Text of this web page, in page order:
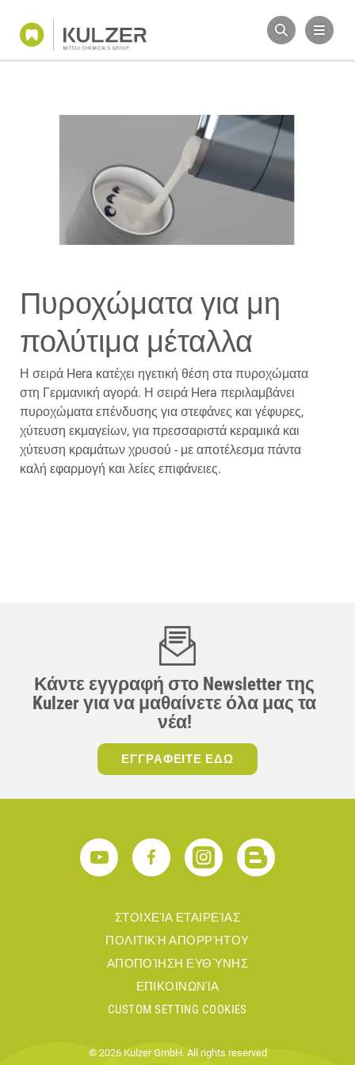
Πυροχώματα για μη
πολύτιμα μέταλλα
Η σειρά Hera κατέχει ηγετική θέση στα πυροχώματα
στη Γερμανική αγορά. Η σειρά Hera περιλαμβάνει
πυροχώματα επένδυσης για στεφάνες και γέφυρες,
χύτευση εκμαγείων, για πρεσσαριστά κεραμικά και
χύτευση κραμάτων χρυσού - με αποτέλεσμα πάντα
καλή εφαρμογή και λείες επιφάνειες.
Κάντε εγγραφή στο Newsletter της
Kulzer για να μαθαίνετε όλα μας τα
νέα!
ΕΓΓΡΑΦΕΙΤΕ ΕΔΩ
ΣΤΟΙΧΕΊΑ ΕΤΑΙΡΕΊΑΣ
ΠΟΛΙΤΙΚΉ ΑΠΟΡΡΉΤΟΥ
ΑΠΟΠΟΊΗΣΗ ΕΥΘΎΝΗΣ
ΕΠΙΚΟΙΝΩΝΊΑ
CUSTOM SETTING COOKIES
© 2026 Kulzer GmbH. All rights reserved